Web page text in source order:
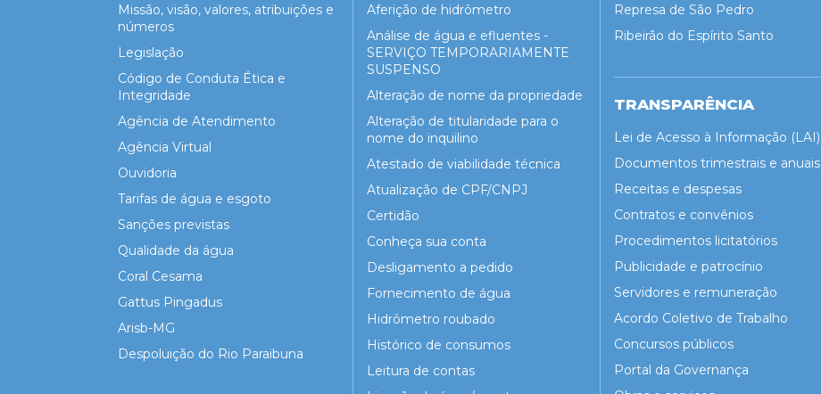
Missão, visão, valores, atribuições e
números
Legislação
Código de Conduta Ética e
Integridade
Agência de Atendimento
Agência Virtual
Ouvidoria
Tarifas de água e esgoto
Sanções previstas
Qualidade da água
Coral Cesama
Gattus Pingadus
Arisb-MG
Despoluição do Rio Paraibuna
Aferição de hidrômetro
Análise de água e efluentes -
SERVIÇO TEMPORARIAMENTE
SUSPENSO
Alteração de nome da propriedade
Alteração de titularidade para o
nome do inquilino
Atestado de viabilidade técnica
Atualização de CPF/CNPJ
Certidão
Conheça sua conta
Desligamento a pedido
Fornecimento de água
Hidrômetro roubado
Histórico de consumos
Leitura de contas
Represa de São Pedro
Ribeirão do Espírito Santo
TRANSPARÊNCIA
Lei de Acesso à Informação (LAI)
Documentos trimestrais e anuais
Receitas e despesas
Contratos e convênios
Procedimentos licitatórios
Publicidade e patrocínio
Servidores e remuneração
Acordo Coletivo de Trabalho
Concursos públicos
Portal da Governança